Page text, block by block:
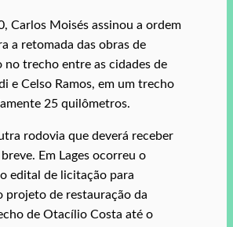
Carlos Moisés assinou a ordem
a retomada das obras de
no trecho entre as cidades de
e Celso Ramos, em um trecho
25 quilômetros.
rodovia que deverá receber
Em Lages ocorreu o
edital de licitação para
projeto de restauração da
de Otacílio Costa até o